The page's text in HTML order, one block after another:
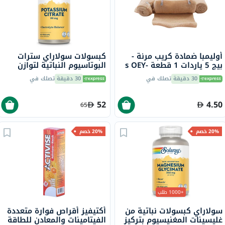
أوليمبا ضمادة كريب مرنة -
بيج 5 ياردات 1 قطعة s OEY-
111-4 30 دقيقة تصلك في
4.50
كبسولات سولاراي سترات
البوتاسيوم النباتية لتوازن
الإلكتروليتات 99 مجم ، 60
كبسولة30 دقيقة تصلك في
52
65
20% خصم
+1000 طلب
سولاراي كبسولات نباتية من
غليسينات المغنيسيوم بتركيز
20% خصم
أكتيفيز أقراص فوارة متعددة
الفيتامينات والمعادن للطاقة